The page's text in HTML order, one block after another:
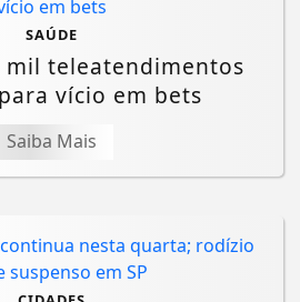
SAÚDE
mil teleatendimentos
vício em bets
Saiba Mais